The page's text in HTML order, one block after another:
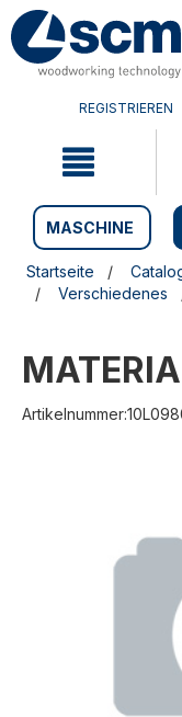
Zum
Inhalt
springen
Zum
Navigationsmen�
springen
REGISTRIEREN
MASCHINE
Startseite
Verschiedenes